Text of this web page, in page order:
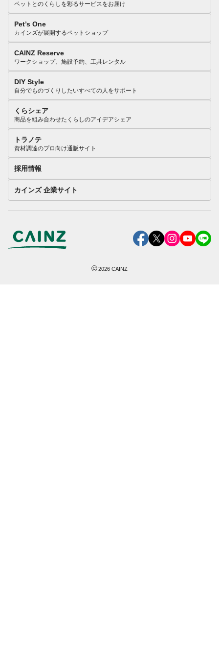
ペットとのくらしを彩るサービスをお届け
Pet’s One
カインズが展開するペットショップ
CAINZ Reserve
ワークショップ、施設予約、工具レンタル
DIY Style
自分でものづくりしたいすべての人をサポート
くらシェア
商品を組み合わせたくらしのアイデアシェア
トラノテ
資材調達のプロ向け通販サイト
採用情報
カインズ 企業サイト
©2026 CAINZ